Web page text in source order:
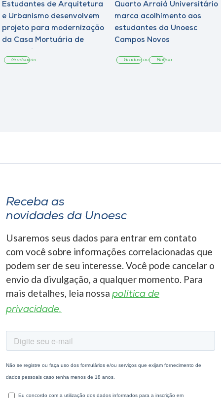
Estudantes de Arquitetura
e Urbanismo desenvolvem
projeto para modernização
da Casa Mortuária de
Graduação
Quarto Arraiá Universitário
marca acolhimento aos
estudantes da Unoesc
Campos Novos
Graduação Notícia
Receba as
novidades da Unoesc
Usaremos seus dados para entrar em contato
com você sobre informações correlacionadas que
podem ser de seu interesse. Você pode cancelar o
envio da divulgação, a qualquer momento. Para
mais detalhes, leia nossa política de
privacidade.